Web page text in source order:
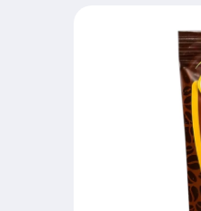
information